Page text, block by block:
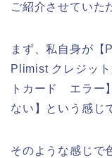
ご紹介させていた
まず、私自身が【
Plimist クレジッ
トカード エラー
ない】という感じ
そのような感じで